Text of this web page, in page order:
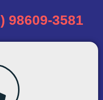
98609-3581